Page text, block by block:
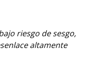
riesgo de sesgo,
altamente